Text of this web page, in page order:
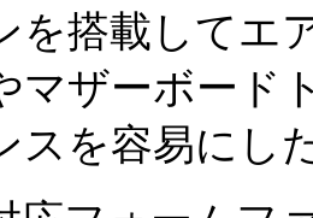
を搭載してエ
マザーボード
スを容易にし